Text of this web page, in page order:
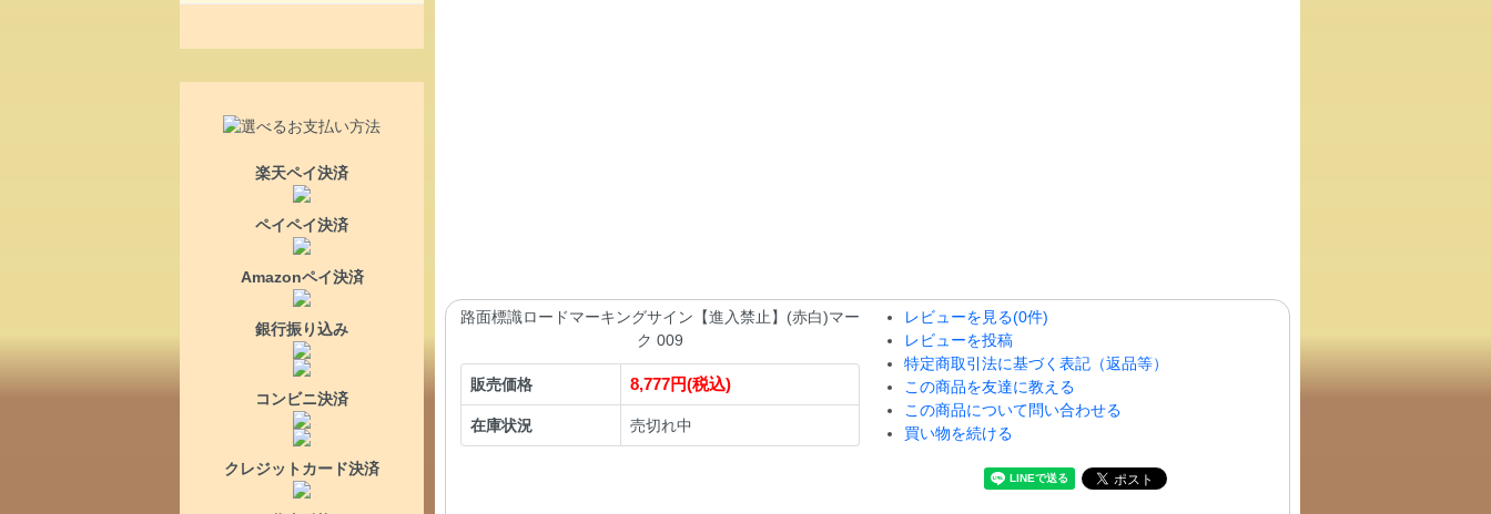
路面標識ロードマーキングサイン【進入禁止】(赤白)マー
ク 009
販売価格 8,777円(税込)
在庫状況 売切れ中
レビューを見る(0件)
レビューを投稿
特定商取引法に基づく表記（返品等）
この商品を友達に教える
この商品について問い合わせる
買い物を続ける
楽天ペイ決済
ペイペイ決済
Amazonペイ決済
銀行振り込み
コンビニ決済
クレジットカード決済